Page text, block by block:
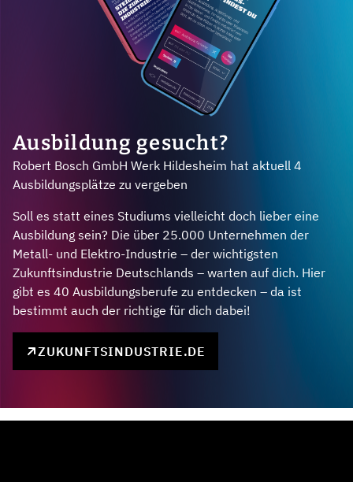
Ausbildung gesucht?
Robert Bosch GmbH Werk Hildesheim hat aktuell 4
Ausbildungsplätze zu vergeben
Soll es statt eines Studiums vielleicht doch lieber eine
Ausbildung sein? Die über 25.000 Unternehmen der
Metall- und Elektro-Industrie – der wichtigsten
Zukunftsindustrie Deutschlands – warten auf dich. Hier
gibt es 40 Ausbildungsberufe zu entdecken – da ist
bestimmt auch der richtige für dich dabei!
ZUKUNFTSINDUSTRIE.DE